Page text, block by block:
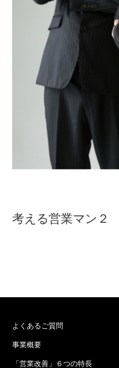
考える営業マン２
よくあるご質問
事業概要
「営業改善」６つの特長